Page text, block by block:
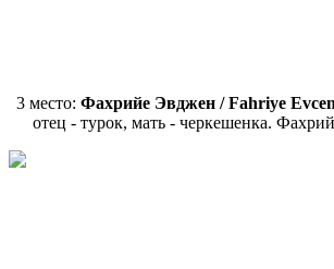
3 место: Фахрийе Эвджен / Fahriye Evcen
отец - турок, мать - черкешенка.